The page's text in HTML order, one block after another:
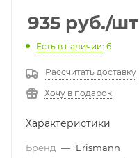
935 руб./шт
Есть в наличии: 6
Рассчитать доставку
Хочу в подарок
Характеристики
Бренд — Erismann